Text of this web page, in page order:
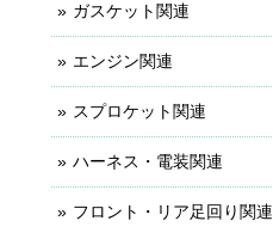
ガスケット関連
エンジン関連
スプロケット関連
ハーネス・電装関連
フロント・リア足回り関連